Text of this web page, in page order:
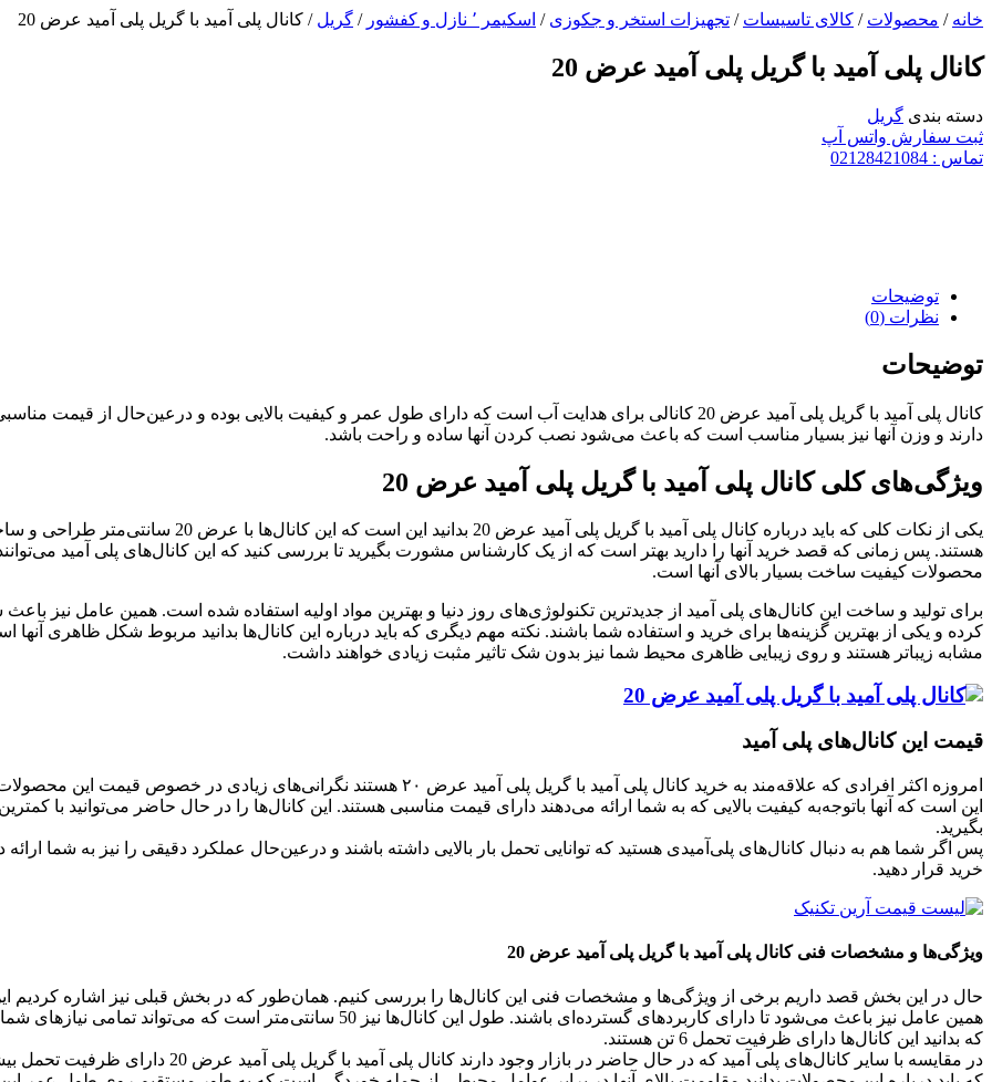
خانه / محصولات / کالای تاسیسات / تجهیزات استخر و جکوزی / اسکیمر ٬ نازل و کفشور / گریل / کانال پلی آمید با گریل پلی آمید عرض 20
کانال پلی آمید با گریل پلی آمید عرض 20
دسته بندی گریل
ثبت سفارش واتس آپ
تماس : 02128421084
توضیحات
نظرات (0)
توضیحات
کانال پلی آمید با گریل پلی آمید عرض 20 کانالی برای هدایت آب است که دارای طول عمر و کیفیت بالایی بوده و
دارند و وزن آنها نیز بسیار مناسب است که باعث می‌شود نصب کردن آنها ساده و راحت باشد.
ویژگی‌های کلی کانال پلی آمید با گریل پلی آمید عرض 20
یکی از نکات کلی که باید درباره کانال پلی آمید
هستند. پس زمانی که قصد خرید آنها را دارید بهتر است که از یک کارشناس مشورت بگیرید تا بررسی کنید که این کانال‌های پلی آمید
محصولات کیفیت ساخت بسیار بالای آنها است.
برای تولید و ساخت این کانال‌های پلی آمید از جدیدترین تکنولوژی‌های روز دنیا و بهترین مواد اولیه استفاده شده است. همین عامل نیز
کرده و یکی از بهترین گزینه‌ها برای خرید و استفاده شما باشند. نکته مهم دیگری که باید درباره این کانال‌ها بدانید مربوط شکل ظاهری
مشابه زیباتر هستند و روی زیبایی ظاهری محیط شما نیز بدون شک تاثیر مثبت زیادی خواهند داشت.
قیمت این کانال‌های پلی آمید
امروزه اکثر افرادی که علاقه‌مند به خرید کانال پلی آمید با گریل پلی آمید عرض ۲۰ هستند
این است که آنها باتوجه‌به کیفیت بالایی که به شما ارائه می‌دهند دارای قیمت مناسبی هستند. این کانال‌ها را در حال حاضر می‌توانید با
بگیرید.
پس اگر شما هم به دنبال کانال‌های پلی‌آمیدی هستید که توانایی تحمل بار بالایی داشته باشند و درعین‌حال عملکرد دقیقی را نیز به شما
خرید قرار دهید.
ویژگی‌ها و مشخصات فنی کانال پلی آمید با گریل پلی آمید عرض 20
همین عامل نیز باعث می‌شود تا دارای کاربردهای گسترده‌ای باشند. طول این
که بدانید این کانال‌ها دارای ظرفیت تحمل 6 تن هستند.
در مقایسه با سایر کانال‌های پلی آمید که در حال